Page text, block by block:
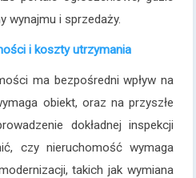
wynajmu i sprzedaży.
i koszty utrzymania
ma bezpośredni wpływ na
obiekt, oraz na przyszłe
dokładnej inspekcji
czy nieruchomość wymaga
takich jak wymiana